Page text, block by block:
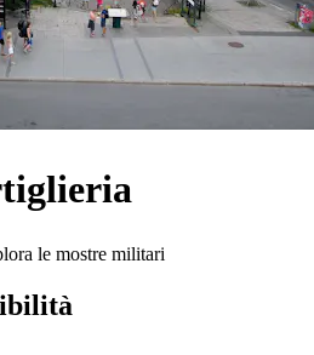
le mostre militari